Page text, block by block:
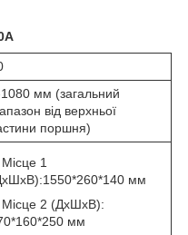
мм (загальний
від верхньої
поршня)
Місце 1
мм
Місце 2 (ДхШхВ):
мм